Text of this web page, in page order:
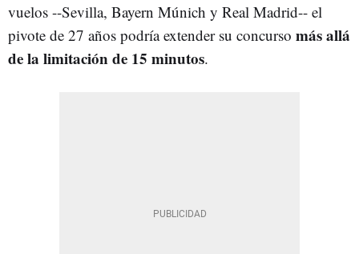
vuelos --Sevilla, Bayern Múnich y Real Madrid-- el
pivote de 27 años podría extender su concurso más allá
de la limitación de 15 minutos.